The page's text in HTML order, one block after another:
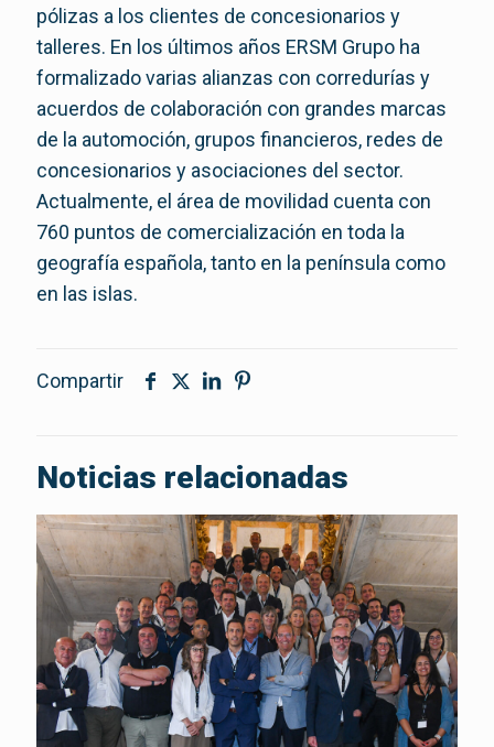
pólizas a los clientes de concesionarios y
talleres. En los últimos años ERSM Grupo ha
formalizado varias alianzas con corredurías y
acuerdos de colaboración con grandes marcas
de la automoción, grupos financieros, redes de
concesionarios y asociaciones del sector.
Actualmente, el área de movilidad cuenta con
760 puntos de comercialización en toda la
geografía española, tanto en la península como
en las islas.
Compartir
Noticias relacionadas